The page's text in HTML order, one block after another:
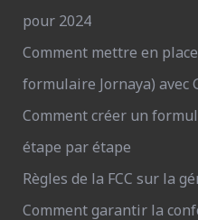
pour 2024
Comment mettre en
formulaire Jornaya) avec
Comment créer un
étape par étape
Règles de la FCC sur la
Comment garantir la